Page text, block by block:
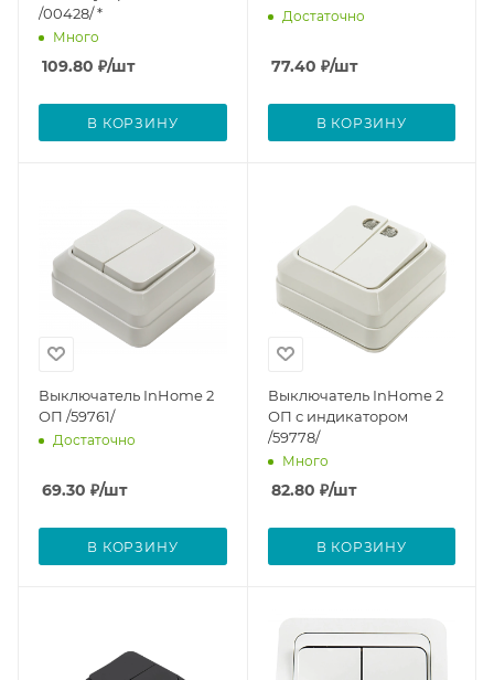
/00428/ *
Много
109.80 ₽/шт
В КОРЗИНУ
Достаточно
77.40 ₽/шт
В КОРЗИНУ
Выключатель InHome 2
ОП /59761/
Достаточно
69.30 ₽/шт
В КОРЗИНУ
Выключатель InHome 2
ОП с индикатором
/59778/
Много
82.80 ₽/шт
В КОРЗИНУ